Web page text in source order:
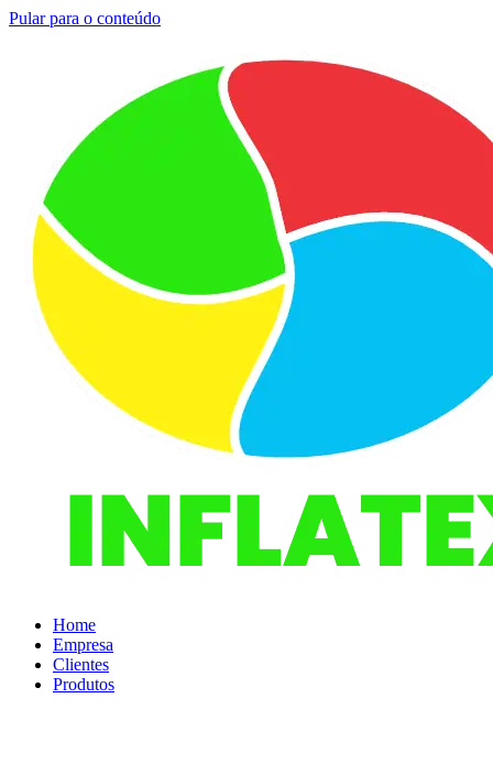
Pular para o conteúdo
Home
Empresa
Clientes
Produtos